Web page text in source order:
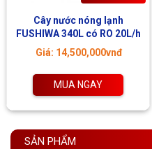
Cây nước nóng lạnh
FUSHIWA 340L có RO 20L/h
Giá: 14,500,000vnđ
MUA NGAY
SẢN PHẨM